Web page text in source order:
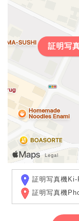
証明写
証明写真機Ki-
証明写真機